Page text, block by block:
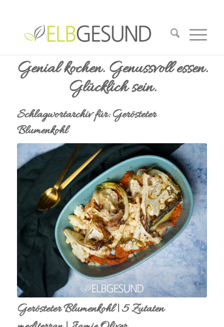
Genial kochen. Genussvoll essen.
Glücklich sein.
Schlagwortarchiv für:Gerösteter
Blumenkohl
Gerösteter Blumenkohl | 5 Zutaten